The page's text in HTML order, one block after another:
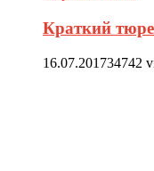
Краткий
16.07.201734742